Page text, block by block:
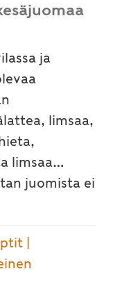
ja
limsaa,
limsaa…
juomista ei